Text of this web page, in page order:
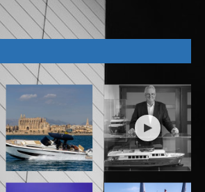
wyjątkowego ducha, magię, a
napędową targów boot. W
najnowsze trendy. Dzięki temu
forum innowacji i
branży sportów wodnych. Z
czekam na każdą rozmowę z
wystawcami i na współpracę, aby
ponownie stał się centrum
morskiego” – mówi dyrektor boot,